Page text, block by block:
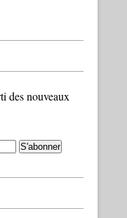
des nouveaux